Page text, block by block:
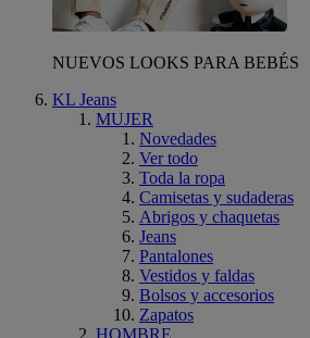
NUEVOS LOOKS PARA BEBÉS
KL Jeans
MUJER
Novedades
Ver todo
Toda la ropa
Camisetas y sudaderas
Abrigos y chaquetas
Jeans
Pantalones
Vestidos y faldas
Bolsos y accesorios
Zapatos
HOMBRE